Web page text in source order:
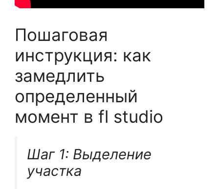
Пошаговая
инструкция: как
замедлить
определенный
момент в fl studio
Шаг 1: Выделение
участка